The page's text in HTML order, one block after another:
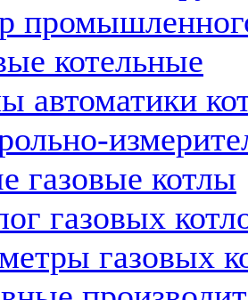
котельные
автоматики
газовые котлы
газовых
газовых